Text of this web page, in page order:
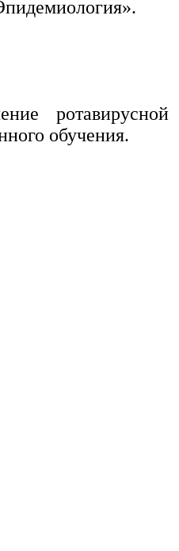
ротавирусной
обучения.